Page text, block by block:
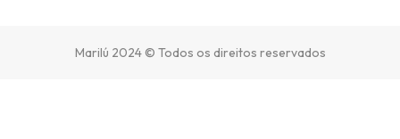
Marilú 2024 © Todos os direitos reservados